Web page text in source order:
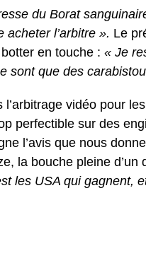
du Borat
acheter l’arbitre ». Le
en touche : « Je
sont que des
vidéo pour
perfectible sur des
l’avis que nous
la bouche pleine d’un
les USA qui gagnent,